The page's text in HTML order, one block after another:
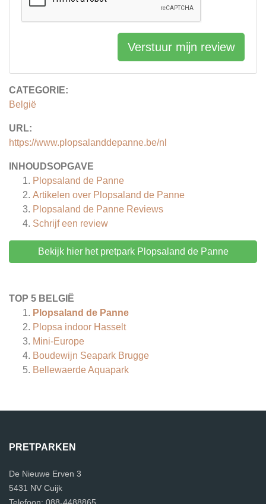
CATEGORIE:
België
URL:
https://www.plopsalanddepanne.be/nl
INHOUDSOPGAVE
Plopsaland de Panne
Artikelen over Plopsaland de Panne
Plopsaland de Panne Reviews
Schrijf een review
Bekijk hier het pretpark Plopsaland de Panne
TOP 5 BELGIË
Plopsaland de Panne
Plopsa indoor Hasselt
Mini-Europe
Boudewijn Seapark Brugge
Bellewaerde Aquapark
Verstuur mijn review
PRETPARKEN
De Nieuwe Erven 3
5431 NV Cuijk
Telefoon: 088-4488865